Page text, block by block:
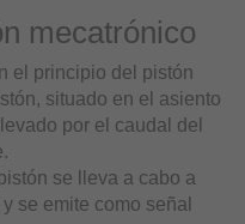
mecatrónico
el principio del pistón
situado en el asiento
por el caudal del
se lleva a cabo a
se emite como señal